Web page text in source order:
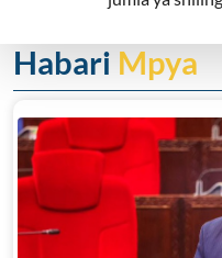
Habari Mpya